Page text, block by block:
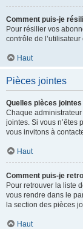
Comment puis-je
Pour résilier vos
contrôle de
Haut
Pièces jointes
Quelles pièces
Chaque
jointes. Si vous n’êtes
vous invitons à
Haut
Comment puis-je
Pour retrouver la liste
vous rendre dans le
la section des pièces
Haut